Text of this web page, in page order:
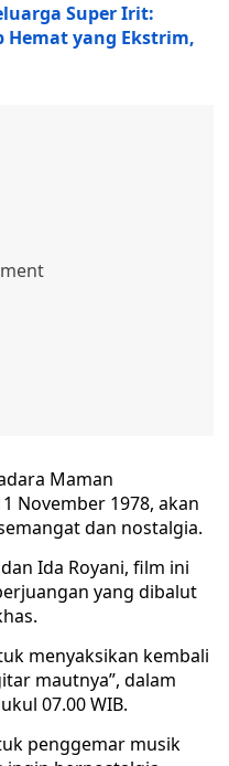
Super Irit:
Hemat yang Ekstrim,
Maman
November 1978, akan
dan nostalgia.
Ida Royani, film ini
yang dibalut
menyaksikan kembali
mautnya”, dalam
07.00 WIB.
penggemar musik